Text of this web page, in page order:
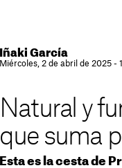
Iñaki García
Miércoles, 2 de abril de 2025 -
Natural y
que suma
Esta es la cesta de